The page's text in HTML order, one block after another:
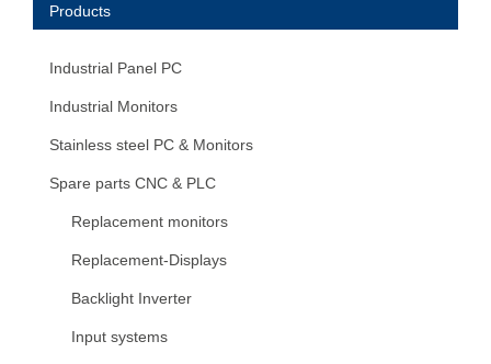
Products
Industrial Panel PC
Industrial Monitors
Stainless steel PC & Monitors
Spare parts CNC & PLC
Replacement monitors
Replacement-Displays
Backlight Inverter
Input systems